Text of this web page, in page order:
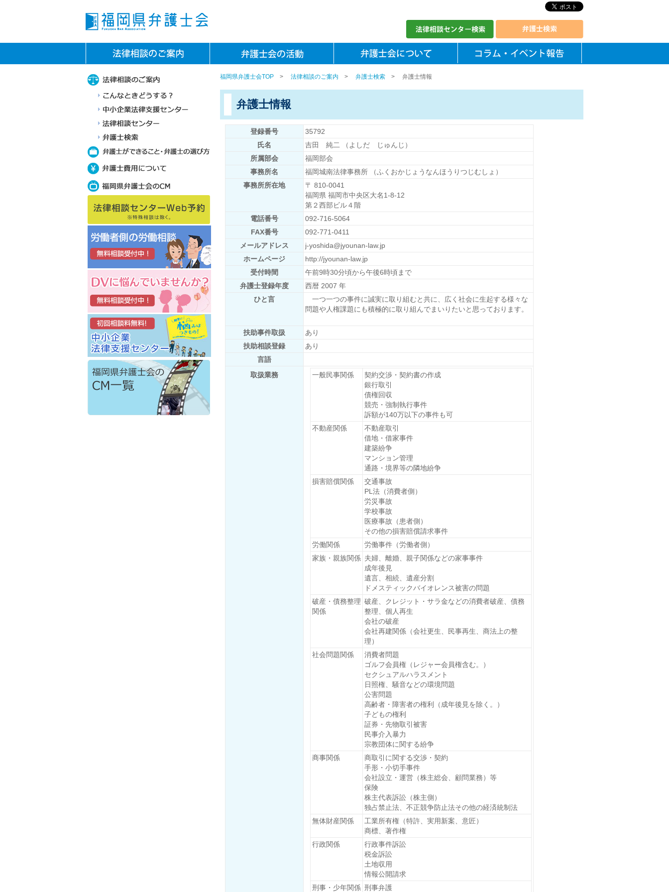
福岡県弁護士会TOP > 法律相談のご案内 > 弁護士検索 > 弁護士情報
弁護士情報
登録番号
35792
氏名
吉田 純二 （よしだ じゅんじ）
所属部会
福岡部会
事務所名
福岡城南法律事務所 （ふくおかじょうなんほうりつじむしょ）
事務所所在地
〒 810-0041
福岡県 福岡市中央区大名1-8-12
第２西部ビル４階
電話番号
092-716-5064
FAX番号
092-771-0411
メールアドレス
j-yoshida@jyounan-law.jp
ホームページ
http://jyounan-law.jp
受付時間
午前9時30分頃から午後6時頃まで
弁護士登録年度
西暦 2007 年
ひと言
一つ一つの事件に誠実に取り組むと共に、広く社会に生起する様々な
問題や人権課題にも積極的に取り組んでまいりたいと思っております。
扶助事件取扱
あり
扶助相談登録
あり
言語
取扱業務
一般民事関係
契約交渉・契約書の作成
銀行取引
債権回収
競売・強制執行事件
訴額が140万以下の事件も可
不動産関係
不動産取引
借地・借家事件
建築紛争
マンション管理
通路・境界等の隣地紛争
損害賠償関係
交通事故
PL法（消費者側）
労災事故
学校事故
医療事故（患者側）
その他の損害賠償請求事件
労働関係
労働事件（労働者側）
家族・親族関係 夫婦、離婚、親子関係などの家事事件
成年後見
遺言、相続、遺産分割
ドメスティックバイオレンス被害の問題
破産・債務整理
関係
破産、クレジット・サラ金などの消費者破産、債務
整理、個人再生
会社の破産
会社再建関係（会社更生、民事再生、商法上の整
理）
社会問題関係
消費者問題
ゴルフ会員権（レジャー会員権含む。）
セクシュアルハラスメント
日照権、騒音などの環境問題
公害問題
高齢者・障害者の権利（成年後見を除く。）
子どもの権利
証券・先物取引被害
民事介入暴力
宗教団体に関する紛争
商事関係
商取引に関する交渉・契約
手形・小切手事件
会社設立・運営（株主総会、顧問業務）等
保険
株主代表訴訟（株主側）
独占禁止法、不正競争防止法その他の経済統制法
無体財産関係
工業所有権（特許、実用新案、意匠）
商標、著作権
行政関係
行政事件訴訟
税金訴訟
土地収用
情報公開請求
刑事・少年関係 刑事弁護